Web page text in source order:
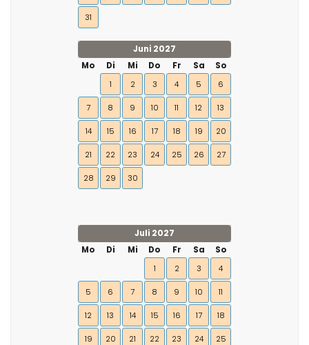
31
Juni 2027
Mo
Di Mi Do Fr Sa
So
1
2 3 4 5 6
7 8 9 10 11 12 13
14 15 16 17 18 19 20
21 22 23 24 25 26 27
28 29 30
Juli 2027
Mo
Di Mi Do Fr Sa
So
1
2 3 4
5 6 7 8 9 10 11
12 13 14 15 16 17 18
19 20 21 22 23 24 25